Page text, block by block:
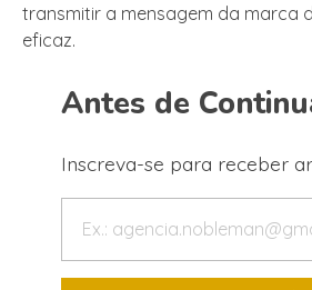
transmitir a mensagem da marca
eficaz.
Antes de
Inscreva-se para receber